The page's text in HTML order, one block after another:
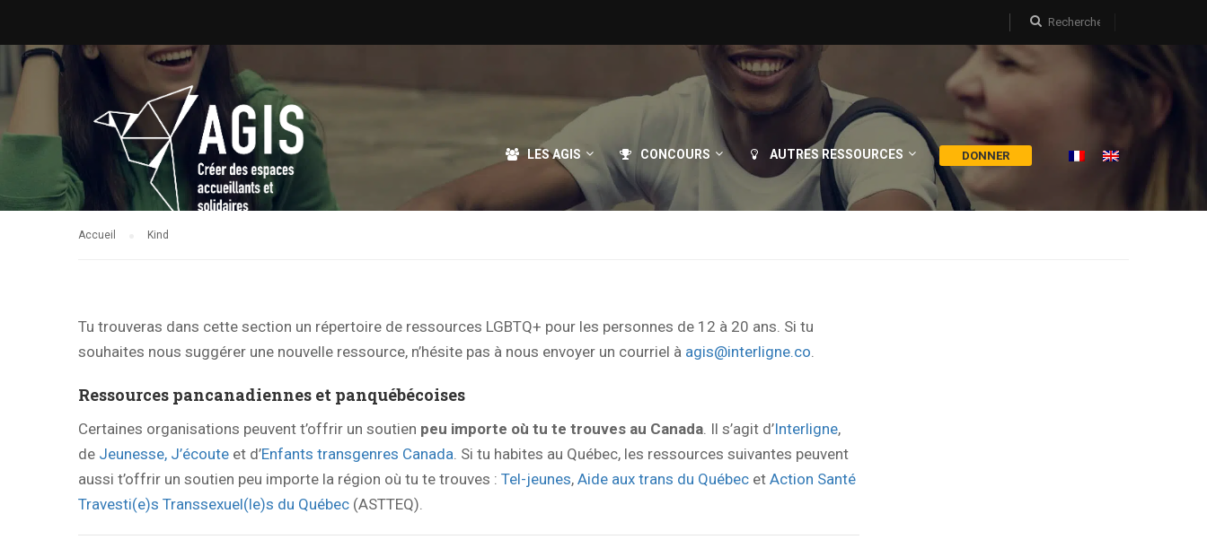
LES AGIS CONCOURS AUTRES RESSOURCES DONNER
Accueil Kind
Tu trouveras dans cette section un répertoire de ressources LGBTQ+ pour les personnes de 12 à 20 ans. Si tu
souhaites nous suggérer une nouvelle ressource, n’hésite pas à nous envoyer un courriel à agis@interligne.co.
Ressources pancanadiennes et panquébécoises
Certaines organisations peuvent t’offrir un soutien peu importe où tu te trouves au Canada. Il s’agit d’Interligne,
de Jeunesse, J’écoute et d’Enfants transgenres Canada. Si tu habites au Québec, les ressources suivantes peuvent
aussi t’offrir un soutien peu importe la région où tu te trouves : Tel-jeunes, Aide aux trans du Québec et Action Santé
Travesti(e)s Transsexuel(le)s du Québec (ASTTEQ).